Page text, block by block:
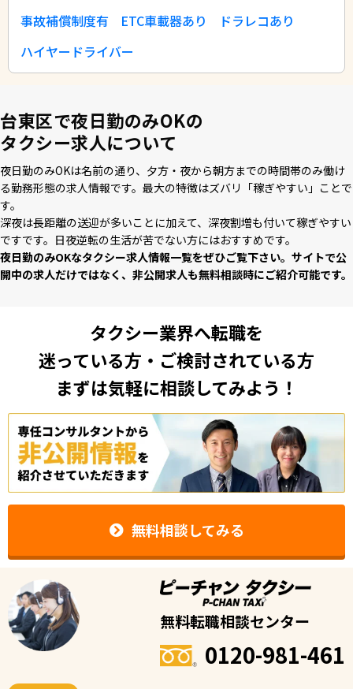
事故補償制度有
ETC車載器あり
ドラレコあり
ハイヤードライバー
台東区で夜日勤のみOKの
タクシー求人について
夜⽇勤のみOKは名前の通り、⼣⽅・夜から朝⽅までの時間帯のみ働け
る勤務形態の求⼈情報です。最⼤の特徴はズバリ「稼ぎやすい」ことで
す。
深夜は⻑距離の送迎が多いことに加えて、深夜割増も付いて稼ぎやすい
ですです。⽇夜逆転の⽣活が苦でない⽅にはおすすめです。
夜⽇勤のみOKなタクシー求⼈情報⼀覧をぜひご覧下さい。サイトで公
開中の求⼈だけではなく、⾮公開求⼈も無料相談時にご紹介可能です。
タクシー業界へ転職を
迷っている方・ご検討されている方
まずは気軽に相談してみよう！
無料相談してみる
無料転職相談センター
0120-981-461